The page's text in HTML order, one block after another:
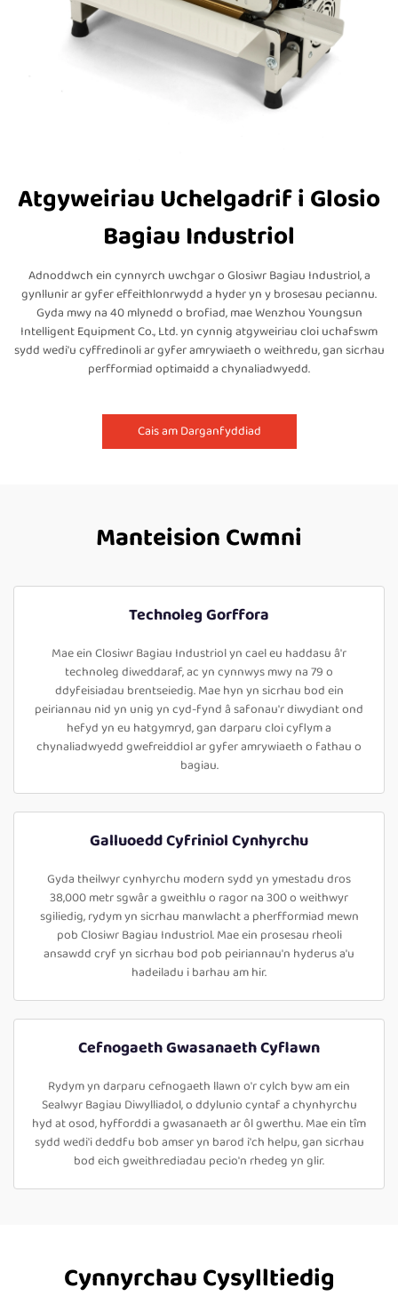
Atgyweiriau Uchelgadrif i Glosio
Bagiau Industriol
Adnoddwch ein cynnyrch uwchgar o Glosiwr Bagiau Industriol, a
gynllunir ar gyfer effeithlonrwydd a hyder yn y brosesau peciannu.
Gyda mwy na 40 mlynedd o brofiad, mae Wenzhou Youngsun
Intelligent Equipment Co., Ltd. yn cynnig atgyweiriau cloi uchafswm
sydd wedi'u cyffredinoli ar gyfer amrywiaeth o weithredu, gan sicrhau
perfformiad optimaidd a chynaliadwyedd.
Cais am Darganfyddiad
Manteision Cwmni
Technoleg Gorffora
Mae ein Closiwr Bagiau Industriol yn cael eu haddasu â'r
technoleg diweddaraf, ac yn cynnwys mwy na 79 o
ddyfeisiadau brentseiedig. Mae hyn yn sicrhau bod ein
peiriannau nid yn unig yn cyd-fynd â safonau'r diwydiant ond
hefyd yn eu hatgymryd, gan darparu cloi cyflym a
chynaliadwyedd gwefreiddiol ar gyfer amrywiaeth o fathau o
bagiau.
Galluoedd Cyfriniol Cynhyrchu
Gyda theilwyr cynhyrchu modern sydd yn ymestadu dros
38,000 metr sgwâr a gweithlu o ragor na 300 o weithwyr
sgiliedig, rydym yn sicrhau manwlacht a pherfformiad mewn
pob Closiwr Bagiau Industriol. Mae ein prosesau rheoli
ansawdd cryf yn sicrhau bod pob peiriannau'n hyderus a'u
hadeiladu i barhau am hir.
Cefnogaeth Gwasanaeth Cyflawn
Rydym yn darparu cefnogaeth llawn o'r cylch byw am ein
Sealwyr Bagiau Diwylliadol, o ddylunio cyntaf a chynhyrchu
hyd at osod, hyfforddi a gwasanaeth ar ôl gwerthu. Mae ein tîm
sydd wedi'i deddfu bob amser yn barod i'ch helpu, gan sicrhau
bod eich gweithrediadau pecio'n rhedeg yn glir.
Cynnyrchau Cysylltiedig